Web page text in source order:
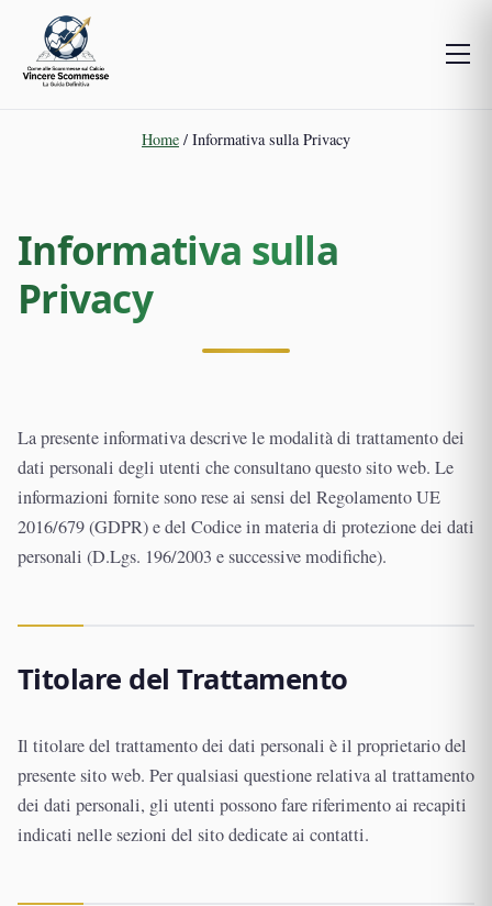
Home / Informativa sulla Privacy
Informativa sulla
Privacy
La presente informativa descrive le modalità di trattamento dei
dati personali degli utenti che consultano questo sito web. Le
informazioni fornite sono rese ai sensi del Regolamento UE
2016/679 (GDPR) e del Codice in materia di protezione dei dati
personali (D.Lgs. 196/2003 e successive modifiche).
Titolare del Trattamento
Il titolare del trattamento dei dati personali è il proprietario del
presente sito web. Per qualsiasi questione relativa al trattamento
dei dati personali, gli utenti possono fare riferimento ai recapiti
indicati nelle sezioni del sito dedicate ai contatti.